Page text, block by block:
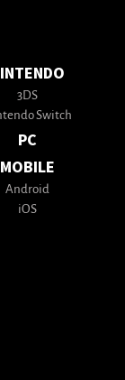
3DS
Switch
PC
MOBILE
Android
iOS